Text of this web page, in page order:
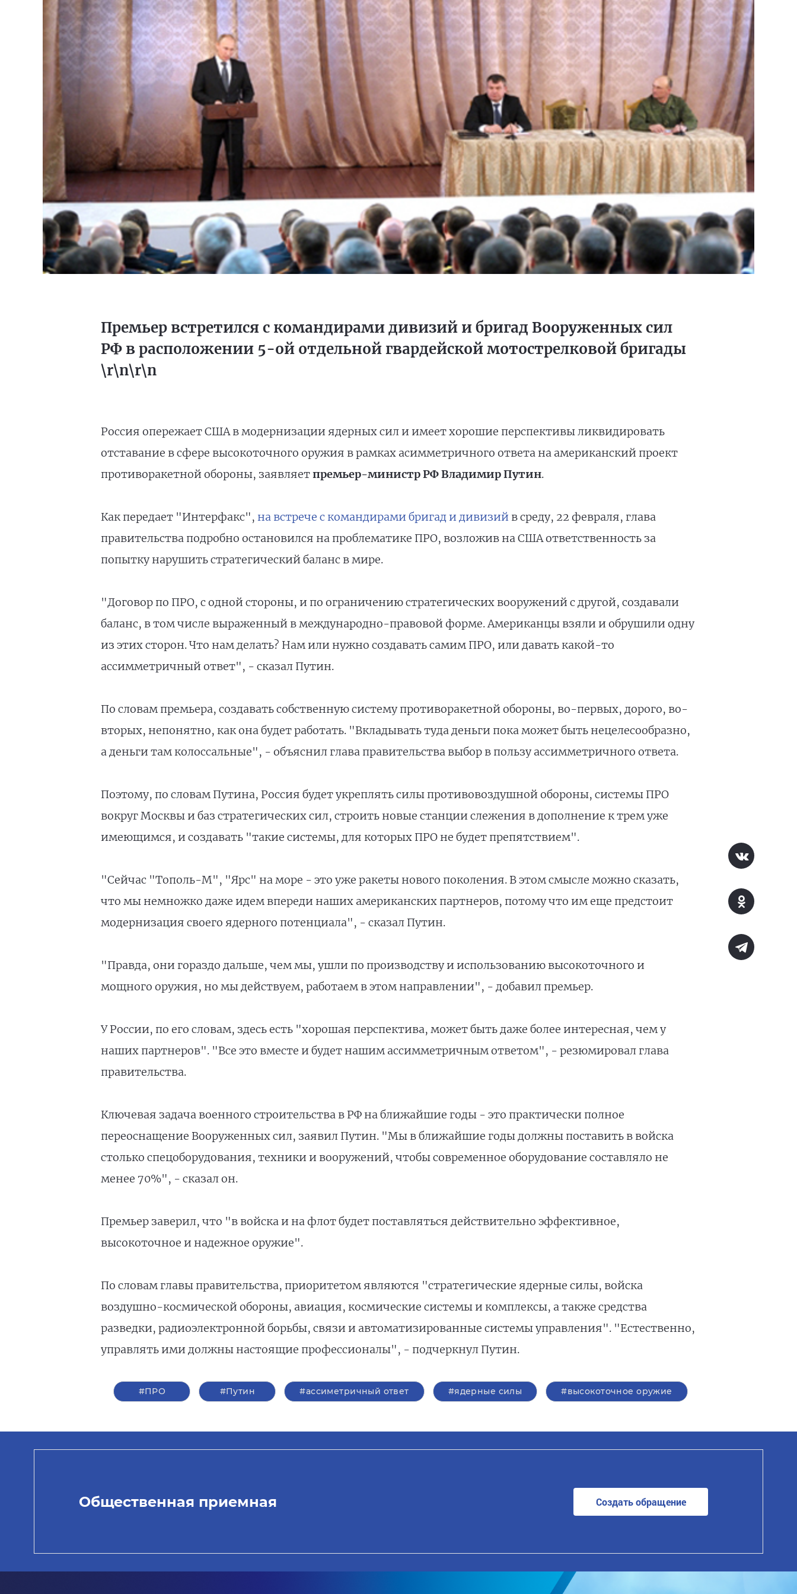
Премьер встретился с командирами дивизий и бригад Вооруженных сил
РФ в расположении 5-ой отдельной гвардейской мотострелковой бригады
\r\n\r\n
Россия опережает США в модернизации ядерных сил и имеет хорошие перспективы ликвидировать
отставание в сфере высокоточного оружия в рамках асимметричного ответа на американский проект
противоракетной обороны, заявляетпремьер-министр РФ Владимир Путин.
Как передает "Интерфакс", на встрече с командирами бригад и дивизий в среду, 22 февраля, глава
правительства подробно остановился на проблематике ПРО, возложив на США ответственность за
попытку нарушить стратегический баланс в мире.
"Договор по ПРО, с одной стороны, и по ограничению стратегических вооружений с другой, создавали
баланс, в том числе выраженный в международно-правовой форме. Американцы взяли и обрушили одну
из этих сторон. Что нам делать? Нам или нужно создавать самим ПРО, или давать какой-то
ассимметричный ответ", - сказал Путин.
По словам премьера, создавать собственную систему противоракетной обороны, во-первых, дорого, во-
вторых, непонятно, как она будет работать. "Вкладывать туда деньги пока может быть нецелесообразно,
а деньги там колоссальные", - объяснил глава правительства выбор в пользу ассимметричного ответа.
Поэтому, по словам Путина, Россия будет укреплять силы противовоздушной обороны, системы ПРО
вокруг Москвы и баз стратегических сил, строить новые станции слежения в дополнение к трем уже
имеющимся, и создавать "такие системы, для которых ПРО не будет препятствием".
"Сейчас "Тополь-М", "Ярс" на море - это уже ракеты нового поколения. В этом смысле можно сказать,
что мы немножко даже идем впереди наших американских партнеров, потому что им еще предстоит
модернизация своего ядерного потенциала", - сказал Путин.
"Правда, они гораздо дальше, чем мы, ушли по производству и использованию высокоточного и
мощного оружия, но мы действуем, работаем в этом направлении", - добавил премьер.
У России, по его словам, здесь есть "хорошая перспектива, может быть даже более интересная, чем у
наших партнеров". "Все это вместе и будет нашим ассимметричным ответом", - резюмировал глава
правительства.
Ключевая задача военного строительства в РФ на ближайшие годы - это практически полное
переоснащение Вооруженных сил, заявил Путин. "Мы в ближайшие годы должны поставить в войска
столько спецоборудования, техники и вооружений, чтобы современное оборудование составляло не
менее 70%", - сказал он.
Премьер заверил, что "в войска и на флот будет поставляться действительно эффективное,
высокоточное и надежное оружие".
По словам главы правительства, приоритетом являются "стратегические ядерные силы, войска
воздушно-космической обороны, авиация, космические системы и комплексы, а также средства
разведки, радиоэлектронной борьбы, связи и автоматизированные системы управления". "Естественно,
управлять ими должны настоящие профессионалы", - подчеркнул Путин.
#ПРО #Путин #ассиметричный ответ #ядерные силы #высокоточное оружие
Общественная приемная Создать обращение